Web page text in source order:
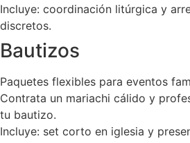
Incluye: coordinación litúrgica y
discretos.
Bautizos
Paquetes flexibles para eventos
Contrata un mariachi cálido y
tu bautizo.
Incluye: set corto en iglesia y